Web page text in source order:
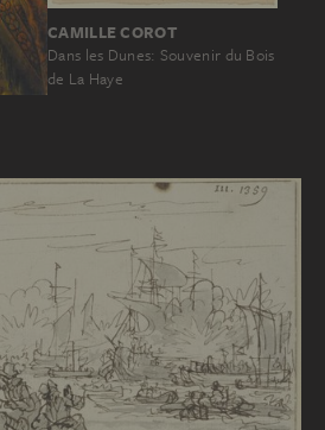
CAMILLE COROT
Dans les Dunes: Souvenir du Bois
de La Haye